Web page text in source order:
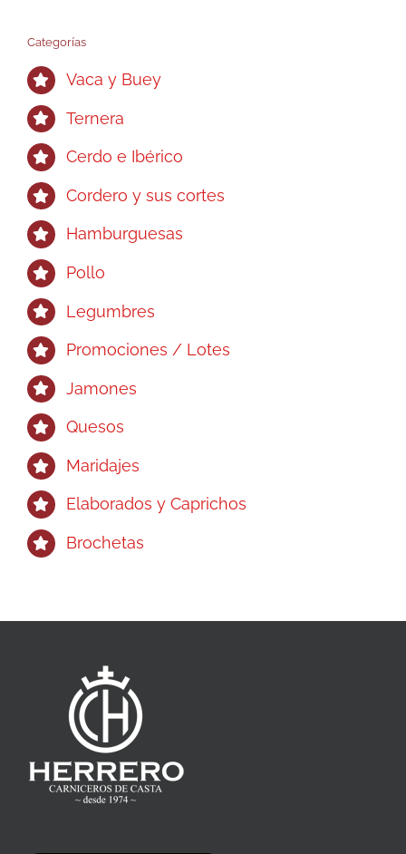
Categorías
Vaca y Buey
Ternera
Cerdo e Ibérico
Cordero y sus cortes
Hamburguesas
Pollo
Legumbres
Promociones / Lotes
Jamones
Quesos
Maridajes
Elaborados y Caprichos
Brochetas